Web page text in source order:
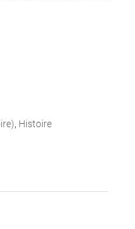
, Histoire